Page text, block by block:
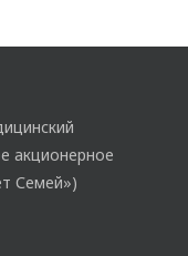
акционерное
Семей»)